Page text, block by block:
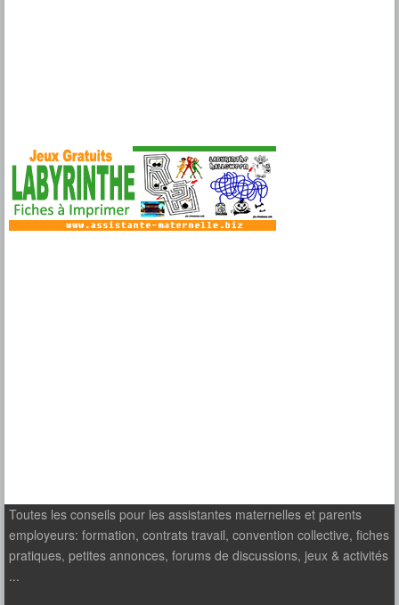
Toutes les conseils pour les assistantes maternelles et parents
employeurs: formation, contrats travail, convention collective, fiches
pratiques, petites annonces, forums de discussions, jeux & activités
...